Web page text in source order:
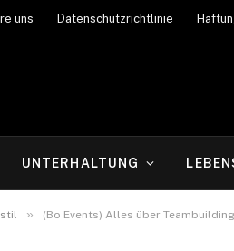
uns Datenschutzrichtlinie
UNTERHALTUNG
» (Bo Events) Alles über